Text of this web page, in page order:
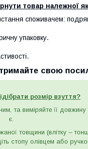
товар належної
споживачем:
упаковку.
свою
розмір взуття?
та виміряйте її
є.
товщини (влітку –
стопу олівцем або